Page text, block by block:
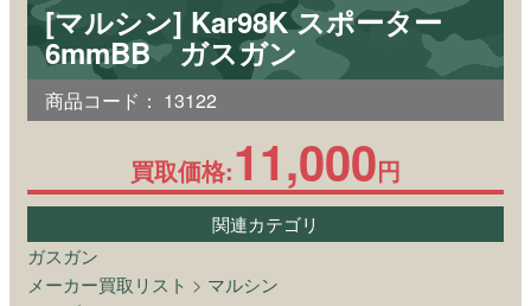
[マルシン] Kar98K スポーター
6mmBB ガスガン
商品コード： 13122
買取価格:11,000円
関連カテゴリ
ガスガン
メーカー買取リスト > マルシン